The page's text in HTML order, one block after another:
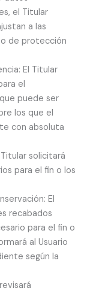
el Titular
a las
de protección
El Titular
el
puede ser
los que el
con absoluta
solicitará
para el fin o los
El
recabados
para el fin o
al Usuario
según la